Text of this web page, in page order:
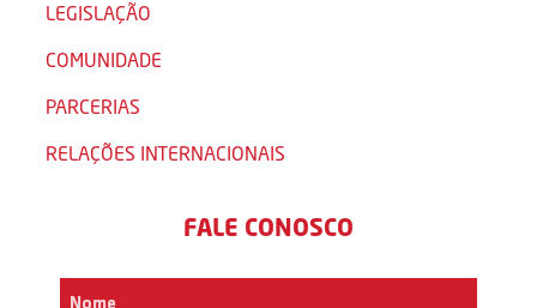
LEGISLAÇÃO
COMUNIDADE
PARCERIAS
RELAÇÕES INTERNACIONAIS
FALE CONOSCO